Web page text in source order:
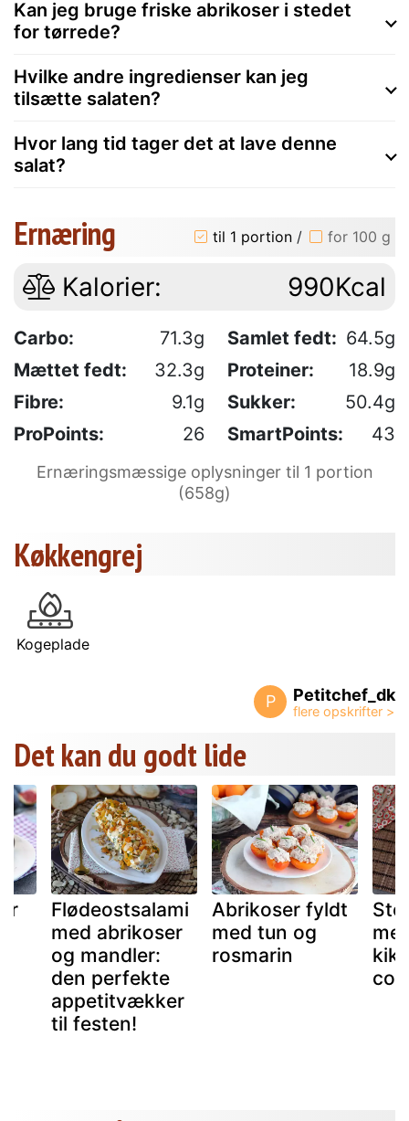
Kan jeg bruge friske abrikoser i stedet
for tørrede?
Hvilke andre ingredienser kan jeg
tilsætte salaten?
Hvor lang tid tager det at lave denne
salat?
Ernæring til 1 portion / for 100 g
Kalorier: 990Kcal
Carbo: 71.3g Samlet fedt: 64.5g
Mættet fedt:
32.3g Proteiner:
18.9g
Fibre:
9.1g Sukker:
50.4g
ProPoints:
26 SmartPoints: 43
Ernæringsmæssige oplysninger til 1 portion
(658g)
Køkkengrej
Kogeplade
P Petitchef_dk
Det kan du godt lide
Flødeostsalami
med abrikoser
og mandler:
den perfekte
appetitvækker
til festen!
Abrikoser fyldt
med tun og
rosmarin